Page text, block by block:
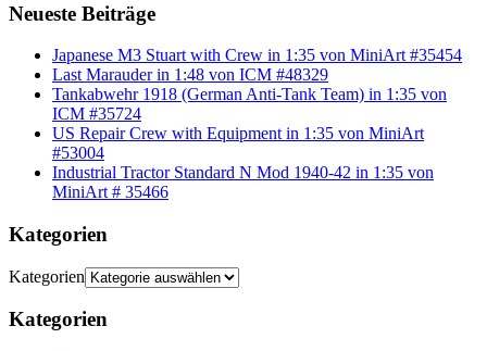
Neueste Beiträge
Japanese M3 Stuart with Crew in 1:35 von MiniArt #35454
Last Marauder in 1:48 von ICM #48329
Tankabwehr 1918 (German Anti-Tank Team) in 1:35 von
ICM #35724
US Repair Crew with Equipment in 1:35 von MiniArt
#53004
Industrial Tractor Standard N Mod 1940-42 in 1:35 von
MiniArt # 35466
Kategorien
Kategorien
Kategorien